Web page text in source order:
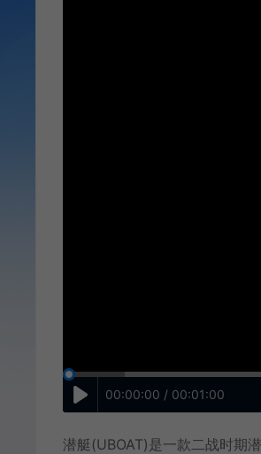
00:00:00 / 00:01:00
潜艇(UBOAT)是一款二战时期